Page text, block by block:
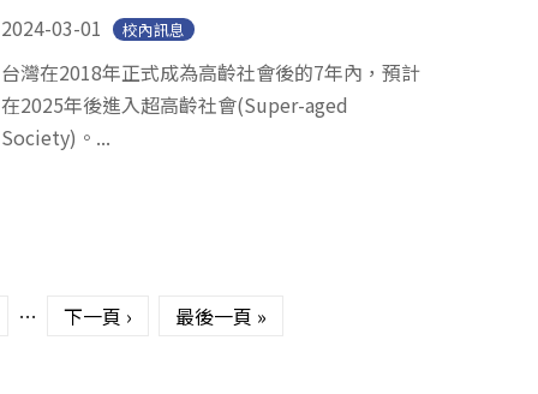
2024-03-01 校內訊息
台灣在2018年正式成為高齡社會後的7年內，預計
在2025年後進入超高齡社會(Super-aged
Society)。...
… 下一頁 › 最後一頁 »